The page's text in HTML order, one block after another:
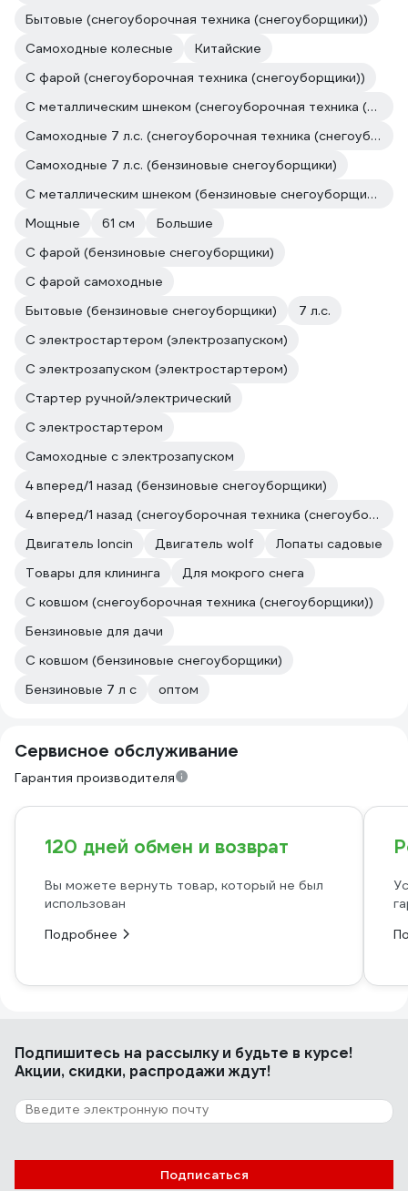
Бытовые (снегоуборочная техника (снегоуборщики))
Самоходные колесные
Китайские
С фарой (снегоуборочная техника (снегоуборщики))
С металлическим шнеком (снегоуборочная техника (снегоуборщики))
Самоходные 7 л.с. (снегоуборочная техника (снегоуборщики))
Самоходные 7 л.с. (бензиновые снегоуборщики)
С металлическим шнеком (бензиновые снегоуборщики)
Мощные
61 см
Большие
С фарой (бензиновые снегоуборщики)
С фарой самоходные
Бытовые (бензиновые снегоуборщики)
7 л.с.
С электростартером (электрозапуском)
С электрозапуском (электростартером)
Стартер ручной/электрический
С электростартером
Самоходные с электрозапуском
4 вперед/1 назад (бензиновые снегоуборщики)
4 вперед/1 назад (снегоуборочная техника (снегоуборщики))
Двигатель loncin
Двигатель wolf
Лопаты садовые
Товары для клининга
Для мокрого снега
С ковшом (снегоуборочная техника (снегоуборщики))
Бензиновые для дачи
С ковшом (бензиновые снегоуборщики)
Бензиновые 7 л с
оптом
Сервисное обслуживание
Гарантия производителя
120 дней обмен и возврат
Вы можете вернуть товар, который не был
использован
Подробнее
Подпишитесь на рассылкуи будьте в курсе!
Акции, скидки, распродажи ждут!
Подписаться